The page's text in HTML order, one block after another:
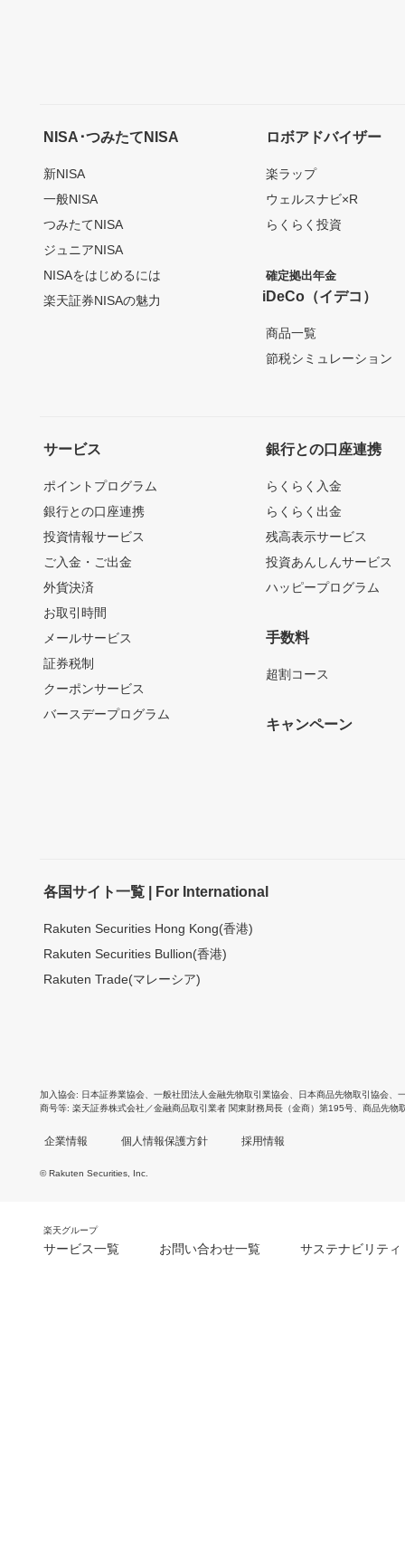
NISA･つみたてNISA
新NISA
一般NISA
つみたてNISA
ジュニアNISA
NISAをはじめるには
楽天証券NISAの魅力
ロボアドバイザー
楽ラップ
ウェルスナビ×R
らくらく投資
確定拠出年金
iDeCo（イデコ）
商品一覧
節税シミュレーション
サービス
ポイントプログラム
銀行との口座連携
投資情報サービス
ご入金・ご出金
外貨決済
お取引時間
メールサービス
証券税制
クーポンサービス
バースデープログラム
銀行との口座連携
らくらく入金
らくらく出金
残高表示サービス
投資あんしんサービス
ハッピープログラム
手数料
超割コース
キャンペーン
各国サイト一覧 | For International
Rakuten Securities Hong Kong(香港)
Rakuten Securities Bullion(香港)
Rakuten Trade(マレーシア)
加入協会 日本証券業協会 一般社団法人金融先物取引業協会 日本商品先物取引協会
商号等 楽天証券株式会社／金融商品取引業者 関東財務局長（金商）第195号、商品先物
企業情報 個人情報保護方針 採用情報
© Rakuten Securities, Inc.
楽天グループ
サービス一覧 お問い合わせ一覧 サステナビリティ